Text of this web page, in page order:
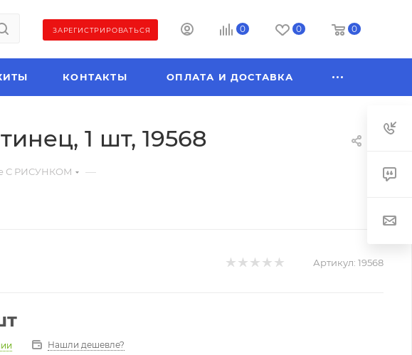
ЗАРЕГИСТРИРОВАТЬСЯ 0 0 0
КОНТАКТЫ ОПЛАТА И ДОСТАВКА
1 шт, 19568
С РИСУНКОМ —
Артикул: 19568
Нашли дешевле?